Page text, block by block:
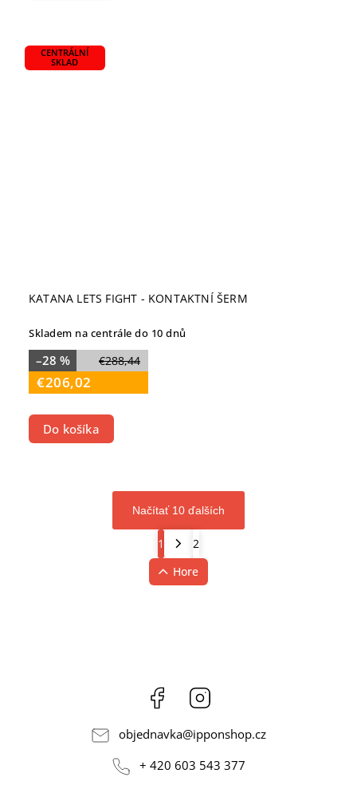
CENTRÁLNÍ
SKLAD
KATANA LETS FIGHT - KONTAKTNÍ ŠERM
Skladem na centrále do 10 dnů
€288,44
–28 %
€206,02
Do košíka
Načítať 10 ďalších
1
2
Hore
Facebook
objednavka@ipponshop.cz
+ 420 603 543 377